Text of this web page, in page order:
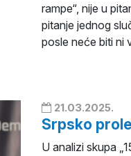
rampe“, nije u
pitanje jednog
posle neće biti ni
21.03.2025.
Srpsko
U analizi skupa